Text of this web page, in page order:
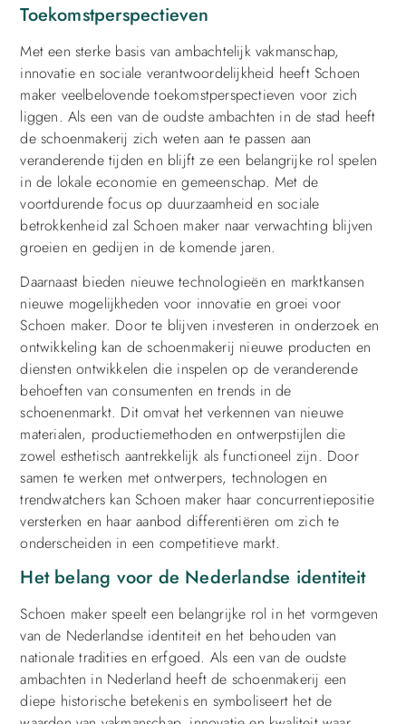
Toekomstperspectieven
Met een sterke basis van ambachtelijk vakmanschap,
innovatie en sociale verantwoordelijkheid heeft Schoen
maker veelbelovende toekomstperspectieven voor zich
liggen. Als een van de oudste ambachten in de stad heeft
de schoenmakerij zich weten aan te passen aan
veranderende tijden en blijft ze een belangrijke rol spelen
in de lokale economie en gemeenschap. Met de
voortdurende focus op duurzaamheid en sociale
betrokkenheid zal Schoen maker naar verwachting blijven
groeien en gedijen in de komende jaren.
Daarnaast bieden nieuwe technologieën en marktkansen
nieuwe mogelijkheden voor innovatie en groei voor
Schoen maker. Door te blijven investeren in onderzoek en
ontwikkeling kan de schoenmakerij nieuwe producten en
diensten ontwikkelen die inspelen op de veranderende
behoeften van consumenten en trends in de
schoenenmarkt. Dit omvat het verkennen van nieuwe
materialen, productiemethoden en ontwerpstijlen die
zowel esthetisch aantrekkelijk als functioneel zijn. Door
samen te werken met ontwerpers, technologen en
trendwatchers kan Schoen maker haar concurrentiepositie
versterken en haar aanbod differentiëren om zich te
onderscheiden in een competitieve markt.
Het belang voor de Nederlandse identiteit
Schoen maker speelt een belangrijke rol in het vormgeven
van de Nederlandse identiteit en het behouden van
nationale tradities en erfgoed. Als een van de oudste
ambachten in Nederland heeft de schoenmakerij een
diepe historische betekenis en symboliseert het de